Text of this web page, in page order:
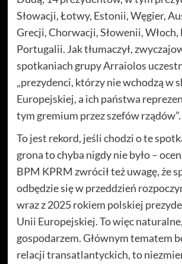
Słowacji, Łotwy, Estonii, Węgier,
Grecji, Chorwacji, Słowenii,
Portugalii. Jak tłumaczył,
spotkaniach grupy Arraiolos
„prezydenci, którzy nie wchodzą w
Europejskiej, a ich państwa
tym gremium przez szefów rządów”.
To jest rekord, jeśli chodzi o te
grona to chyba nigdy nie było –
BPM KPRM zwrócił też uwagę, że
odbędzie się w przeddzień
wraz z 2025 rokiem polskiej
Unii Europejskiej. To więc
gospodarzem. Głównym tematem
relacji transatlantyckich, to